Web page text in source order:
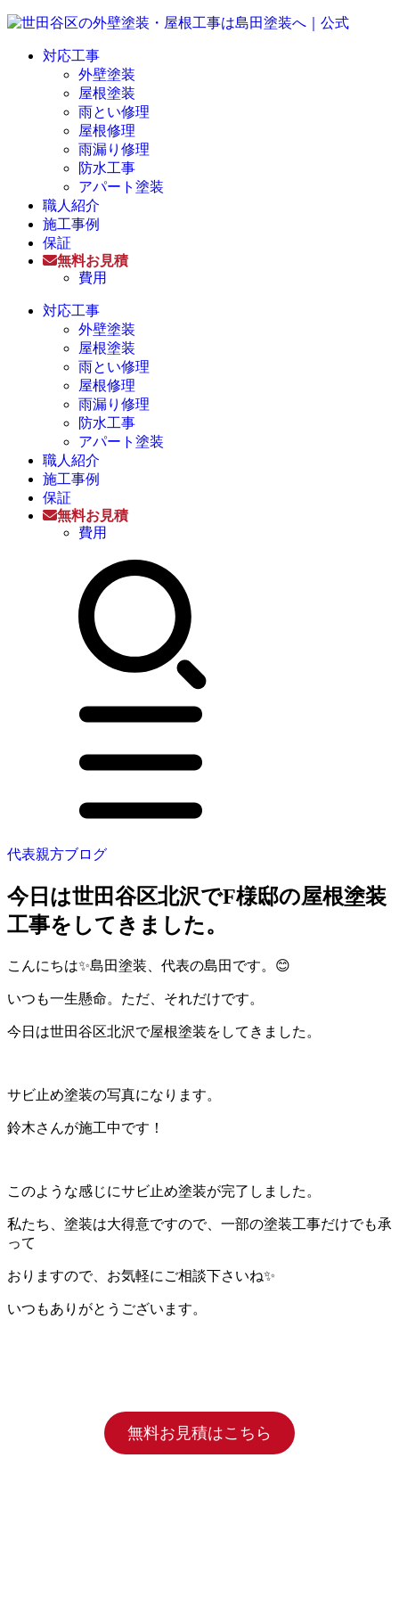
対応工事
外壁塗装
屋根塗装
雨とい修理
屋根修理
雨漏り修理
防水工事
アパート塗装
職人紹介
施工事例
保証
無料お見積
費用
対応工事
外壁塗装
屋根塗装
雨とい修理
屋根修理
雨漏り修理
防水工事
アパート塗装
職人紹介
施工事例
保証
無料お見積
費用
代表親方ブログ
今日は世田谷区北沢でF様邸の屋根塗装
工事をしてきました。
こんにちは✨島田塗装、代表の島田です。😊
いつも一生懸命。ただ、それだけです。
今日は世田谷区北沢で屋根塗装をしてきました。
サビ止め塗装の写真になります。
鈴木さんが施工中です！
このような感じにサビ止め塗装が完了しました。
私たち、塗装は大得意ですので、一部の塗装工事だけでも承
って
おりますので、お気軽にご相談下さいね✨
いつもありがとうございます。
無料お見積はこちら